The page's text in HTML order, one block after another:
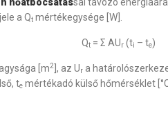
a Qtmértékegysége [W].
Qt= Σ AUr(ti – te)
[m2], az Ura
temértékadó külső hőmérséklet